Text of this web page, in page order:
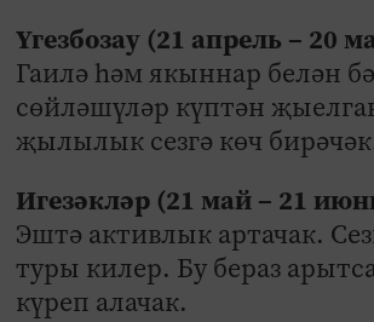
Үгезбозау (21 апрель – 20
Гаилә һәм якыннар белән
сөйләшүләр күптән
җылылык сезгә көч
Игезәкләр (21 май – 21
Эштә активлык артачак.
туры килер. Бу бераз
күреп алачак.